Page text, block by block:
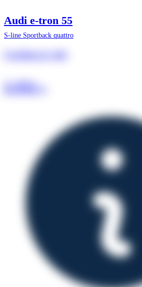
Audi e-tron 55
S-line Sportback quattro
2.352